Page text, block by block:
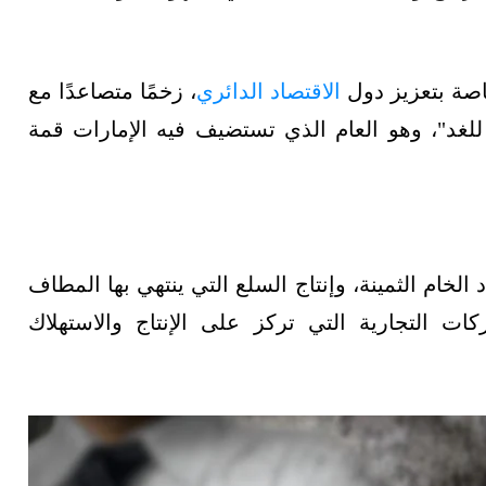
بتعزيز دول الاقتصاد الدائري، زخمًا متصاعدًا مع
للغد"، وهو العام الذي تستضيف فيه الإمارات قمة
الخام الثمينة، وإنتاج السلع التي ينتهي بها المطاف
التجارية التي تركز على الإنتاج والاستهلاك